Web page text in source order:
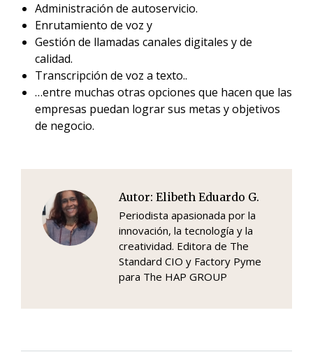
Administración de autoservicio.
Enrutamiento de voz y
Gestión de llamadas canales digitales y de
calidad.
Transcripción de voz a texto..
…entre muchas otras opciones que hacen que las
empresas puedan lograr sus metas y objetivos
de negocio.
Autor: Elibeth Eduardo G.
Periodista apasionada por la
innovación, la tecnología y la
creatividad. Editora de The
Standard CIO y Factory Pyme
para The HAP GROUP